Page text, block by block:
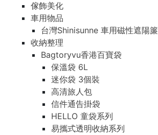
傢飾美化
車用物品
台灣Shinisunne 車用磁性遮陽簾
收納整理
Bagtoryvu香港百寶袋
保溫袋 6L
迷你袋 3個裝
高清旅人包
信件通告掛袋
HELLO 童袋系列
易攜式透明收納系列